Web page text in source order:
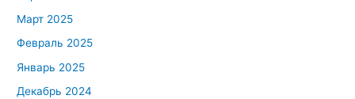
Март 2025
Февраль 2025
Январь 2025
Декабрь 2024